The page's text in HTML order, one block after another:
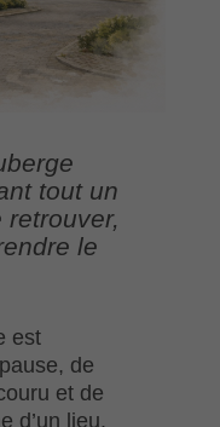
tout un
retrouver,
le
est
de
et de
d’un lieu.